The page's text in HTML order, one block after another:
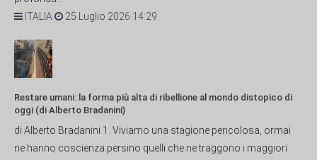
ITALIA
25 Luglio 2026 14:29
Restare umani: la forma più alta di ribellione al mondo distopico di
oggi (di Alberto Bradanini)
di Alberto Bradanini 1. Viviamo una stagione pericolosa, ormai
ne hanno coscienza persino quelli che ne traggono i maggiori